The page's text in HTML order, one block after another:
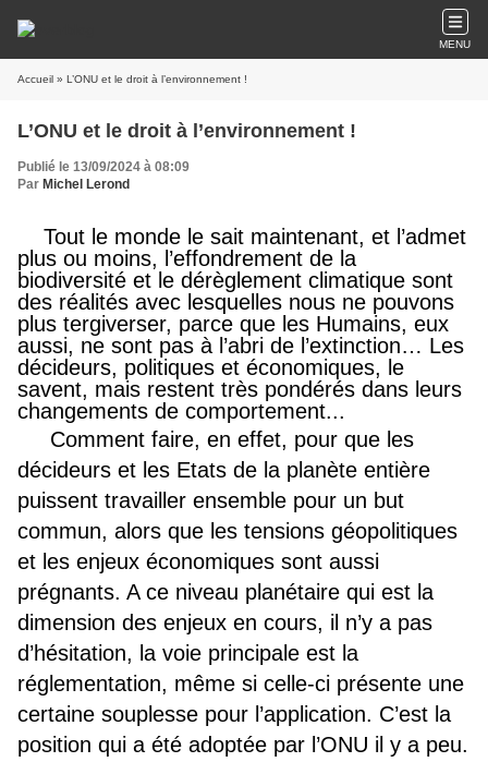
MENU
Accueil » L’ONU et le droit à l’environnement !
L’ONU et le droit à l’environnement !
Publié le 13/09/2024 à 08:09
Par Michel Lerond
Tout le monde le sait maintenant, et l’admet
plus ou moins, l’effondrement de la
biodiversité et le dérèglement climatique sont
des réalités avec lesquelles nous ne pouvons
plus tergiverser, parce que les Humains, eux
aussi, ne sont pas à l’abri de l’extinction… Les
décideurs, politiques et économiques, le
savent, mais restent très pondérés dans leurs
changements de comportement...
Comment faire, en effet, pour que les
décideurs et les Etats de la planète entière
puissent travailler ensemble pour un but
commun, alors que les tensions géopolitiques
et les enjeux économiques sont aussi
prégnants. A ce niveau planétaire qui est la
dimension des enjeux en cours, il n’y a pas
d’hésitation, la voie principale est la
réglementation, même si celle-ci présente une
certaine souplesse pour l’application. C’est la
position qui a été adoptée par l’ONU il y a peu.